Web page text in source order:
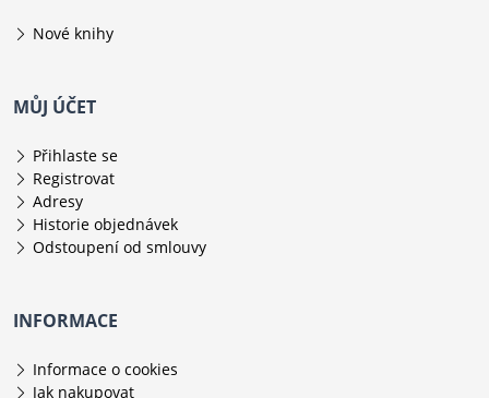
Nové knihy
MŮJ ÚČET
Přihlaste se
Registrovat
Adresy
Historie objednávek
Odstoupení od smlouvy
INFORMACE
Informace o cookies
Jak nakupovat